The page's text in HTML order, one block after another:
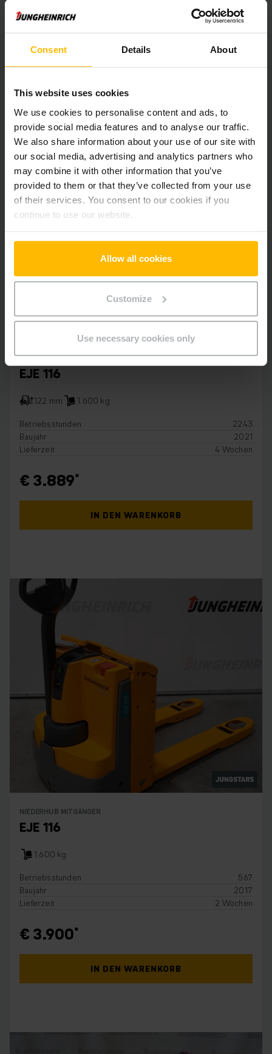
Consent Details About
This website uses cookies
We use cookies to personalise content and ads, to
provide social media features and to analyse our traffic.
We also share information about your use of our site with
our social media, advertising and analytics partners who
may combine it with other information that you’ve
provided to them or that they’ve collected from your use
of their services. You consent to our cookies if you
continue to use our website.
Allow all cookies
Customize
Use necessary cookies only
€ 3.889
NIEDERHUB MITGÄNGER
EJE 116
122 mm
1.600 kg
Betriebsstunden
2243
Baujahr
2021
Lieferzeit
4 Wochen
€ 3.889
IN DEN WARENKORB
NIEDERHUB MITGÄNGER
EJE 116
1.600 kg
Betriebsstunden
567
Baujahr
2017
Lieferzeit
2 Wochen
€ 3.900
IN DEN WARENKORB